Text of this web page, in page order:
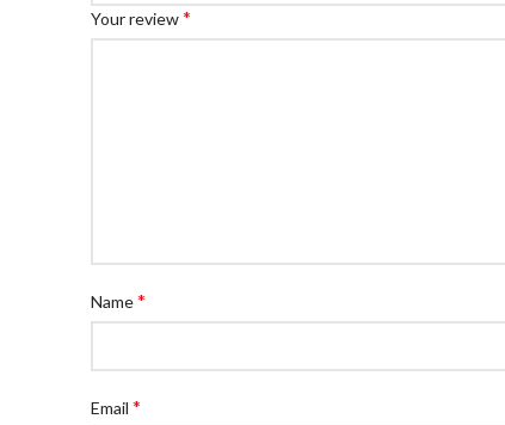
Your review*
Name*
Email *